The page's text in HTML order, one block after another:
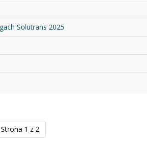
Solutrans 2025
Strona 1 z 2